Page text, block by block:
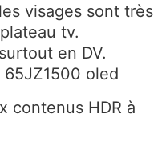
visages sont très
tv.
en DV.
65JZ1500 oled
contenus HDR à